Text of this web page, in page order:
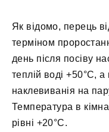
Як відомо, перець
терміном
день після посіву
теплій воді +50°С,
наклевиванія на
Температура в
рівні +20°С.